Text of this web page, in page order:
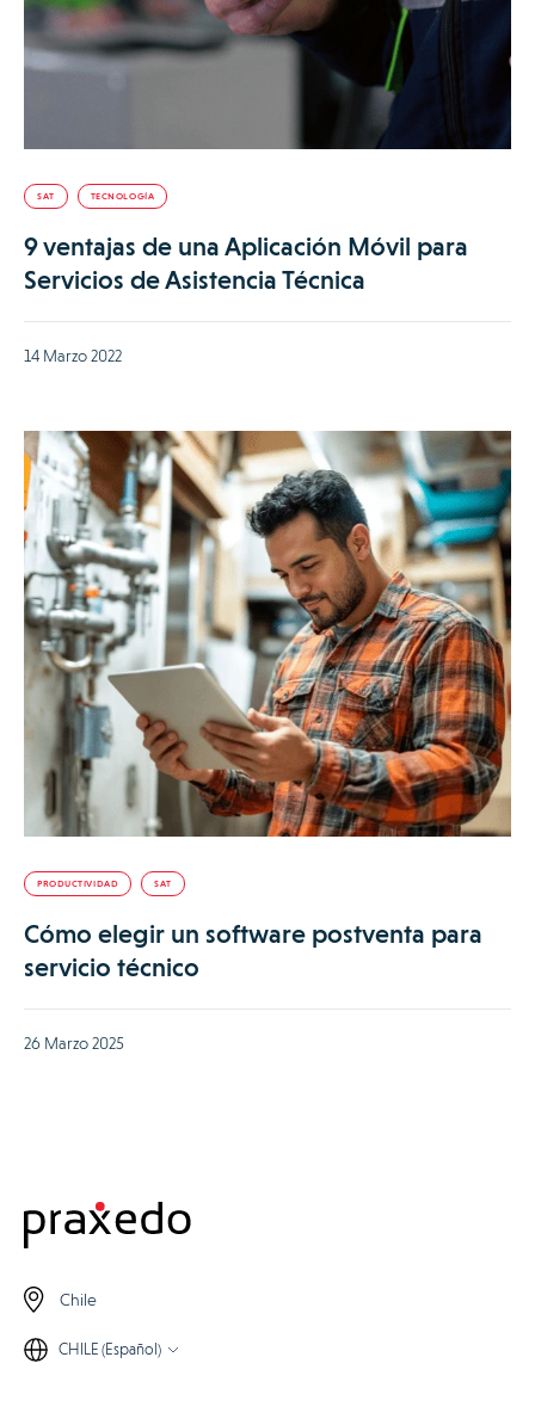
SAT TECNOLOGÍA
9 ventajas de una Aplicación Móvil para
Servicios de Asistencia Técnica
14 Marzo 2022
PRODUCTIVIDAD SAT
Cómo elegir un software postventa para
servicio técnico
26 Marzo 2025
Chile
CHILE (Español)